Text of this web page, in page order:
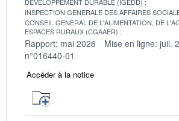
INSPECTION GENERALE DES AFFAIRES
CONSEIL GENERAL DE L'ALIMENTATION, DE
ESPACES RURAUX (CGAAER)
Rapport: mai 2026 Mise en ligne: juil.
n°016440-01
Accéder à la notice